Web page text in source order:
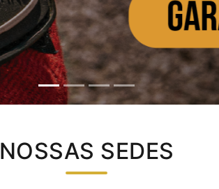
NOSSAS SEDES